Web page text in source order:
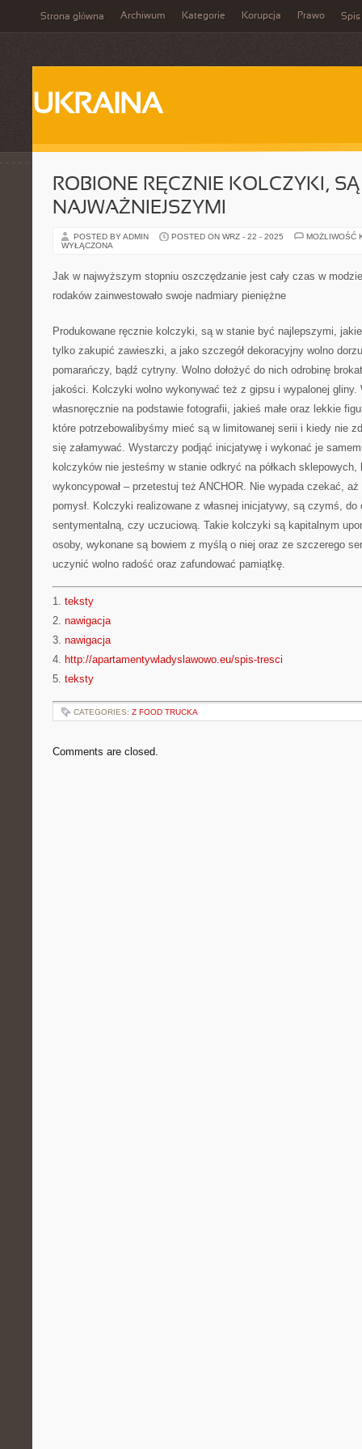
Strona główna Archiwum Kategorie Korupcja Prawo Spis
UKRAINA
ROBIONE RĘCZNIE KOLCZYKI,
NAJWAŻNIEJSZYMI
POSTED BY ADMIN POSTED ON WRZ - 22 - 2025
MOŻLIWOŚĆ
WYŁĄCZONA
Jak w najwyższym stopniu oszczędzanie jest cały czas w
rodaków zainwestowało swoje nadmiary pieniężne
Produkowane ręcznie kolczyki, są w stanie być najlepszymi,
tylko zakupić zawieszki, a jako szczegół dekoracyjny wolno
pomarańczy, bądź cytryny. Wolno dołożyć do nich odrobinę
jakości. Kolczyki wolno wykonywać też z gipsu i wypalonej gliny.
własnoręcznie na podstawie fotografii, jakieś małe oraz lekkie
które potrzebowalibyśmy mieć są w limitowanej serii i kiedy nie
się załamywać. Wystarczy podjąć inicjatywę i wykonać je
kolczyków nie jesteśmy w stanie odkryć na półkach
wykoncypował – przetestuj też ANCHOR. Nie wypada czekać,
pomysł. Kolczyki realizowane z własnej inicjatywy, są czymś,
sentymentalną, czy uczuciową. Takie kolczyki są kapitalnym
osoby, wykonane są bowiem z myślą o niej oraz ze szczerego
uczynić wolno radość oraz zafundować pamiątkę.
1. teksty
2. nawigacja
3. nawigacja
4. http://apartamentywladyslawowo.eu/spis-tresci
5. teksty
CATEGORIES: Z FOOD TRUCKA
Comments are closed.